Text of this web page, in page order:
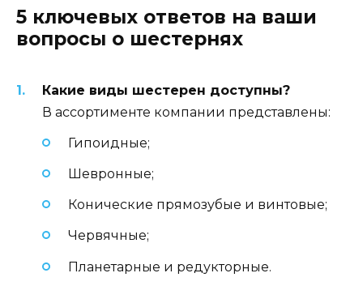
5 ключевых ответов на ваши
вопросы о шестернях
Какие виды шестерен доступны?
В ассортименте компании представлены:
Гипоидные;
Шевронные;
Конические прямозубые и винтовые;
Червячные;
Планетарные и редукторные.